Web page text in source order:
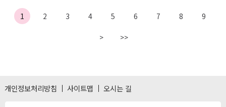
1 2 3 4 5 6 7 8 9
> >>
개인정보처리방침 사이트맵 오시는 길